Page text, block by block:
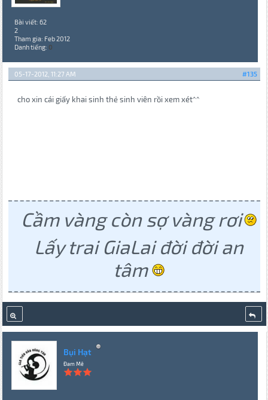
Bài viết: 62
2
Tham gia: Feb 2012
Danh tiếng: 0
#135
05-17-2012, 11:27 AM
cho xin cái giấy khai sinh thẻ sinh viên rồi xem xét^^
Cầm vàng còn sợ vàng rơi
Lấy trai GiaLai đời đời an
tâm
Bụi Hạt
Đam Mê